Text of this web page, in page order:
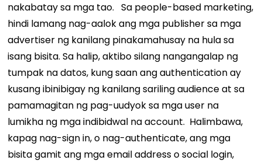
nakabatay sa mga tao. Sa people-based marketing,
hindi lamang nag-aalok ang mga publisher sa mga
advertiser ng kanilang pinakamahusay na hula sa
isang bisita. Sa halip, aktibo silang nangangalap ng
tumpak na datos, kung saan ang authentication ay
kusang ibinibigay ng kanilang sariling audience at sa
pamamagitan ng pag-uudyok sa mga user na
lumikha ng mga indibidwal na account. Halimbawa,
kapag nag-sign in, o nag-authenticate, ang mga
bisita gamit ang mga email address o social login,